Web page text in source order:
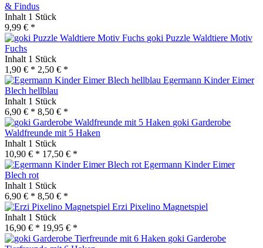
& Findus
Inhalt 1 Stück
9,99 € *
goki Puzzle Waldtiere Motiv
Fuchs
Inhalt 1 Stück
1,90 € * 2,50 € *
Egermann Kinder Eimer
Blech hellblau
Inhalt 1 Stück
6,90 € * 8,50 € *
goki Garderobe
Waldfreunde mit 5 Haken
Inhalt 1 Stück
10,90 € * 17,50 € *
Egermann Kinder Eimer
Blech rot
Inhalt 1 Stück
6,90 € * 8,50 € *
Erzi Pixelino Magnetspiel
Inhalt 1 Stück
16,90 € * 19,95 € *
goki Garderobe